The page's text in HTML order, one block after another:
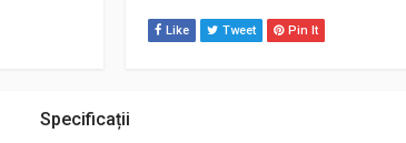
Like Tweet Pin It
Specificații